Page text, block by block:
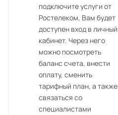
подключите услуги от
Ростелеком, Вам будет
доступен вход в личный
кабинет. Через него
можно посмотреть
баланс счета, внести
оплату, сменить
тарифный план, а также
связаться со
специалистами